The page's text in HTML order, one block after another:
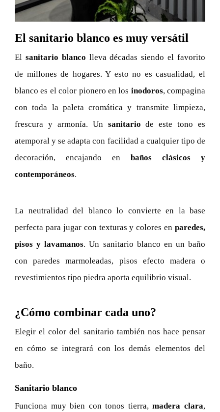
El sanitario blanco es muy versátil
El sanitario blanco lleva décadas siendo el favorito
de millones de hogares. Y esto no es casualidad, el
blanco es el color pionero en los inodoros, compagina
con toda la paleta cromática y transmite limpieza,
frescura y armonía. Un sanitario de este tono es
atemporal y se adapta con facilidad a cualquier tipo de
decoración, encajando en baños clásicos y
contemporáneos.
La neutralidad del blanco lo convierte en la base
perfecta para jugar con texturas y colores en paredes,
pisos y lavamanos. Un sanitario blanco en un baño
con paredes marmoleadas, pisos efecto madera o
revestimientos tipo piedra aporta equilibrio visual.
¿Cómo combinar cada uno?
Elegir el color del sanitario también nos hace pensar
en cómo se integrará con los demás elementos del
baño.
Sanitario blanco
Funciona muy bien con tonos tierra,madera clara,